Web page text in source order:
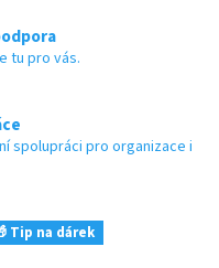
tu pro vás.
spolupráci pro organizace i
Tip na dárek